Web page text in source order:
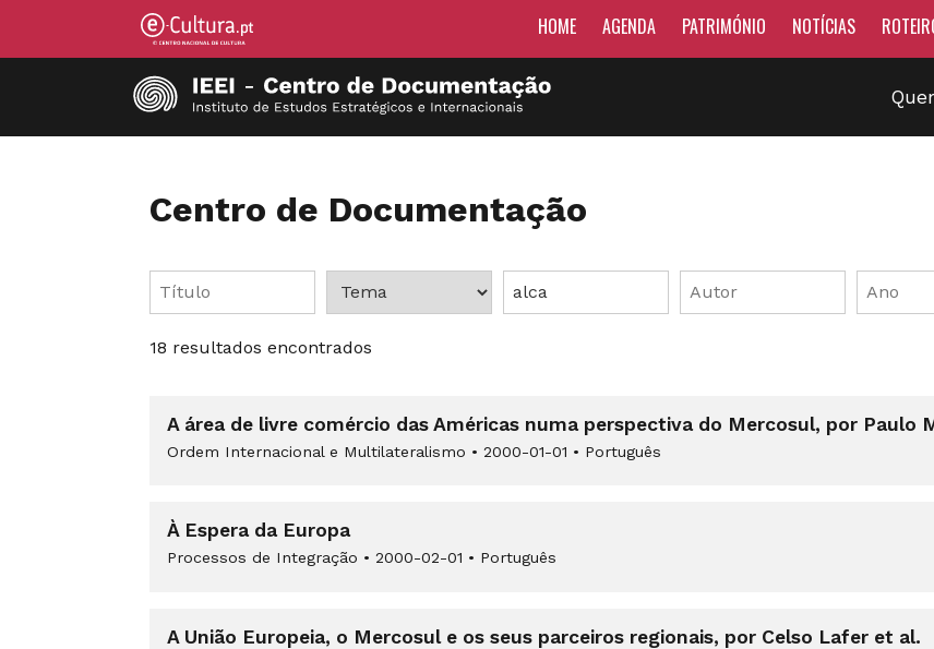
HOME AGENDA PATRIMÓNIO NOTÍCIAS
Centro de Documentação
18 resultados encontrados
A área de livre comércio das Américas numa perspectiva do Mercosul, por Paulo
Ordem Internacional e Multilateralismo • 2000-01-01 • Português
À Espera da Europa
Processos de Integração • 2000-02-01 • Português
A União Europeia, o Mercosul e os seus parceiros regionais, por Celso Lafer et al.